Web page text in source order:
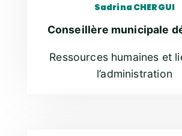
Sadrina CHERGUI
Conseillère municipale
Ressources humaines et
l’administration